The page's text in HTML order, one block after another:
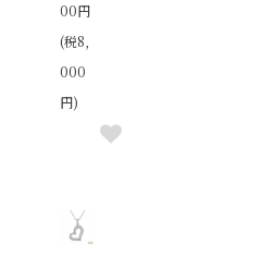
00円
(税8,
000
円)